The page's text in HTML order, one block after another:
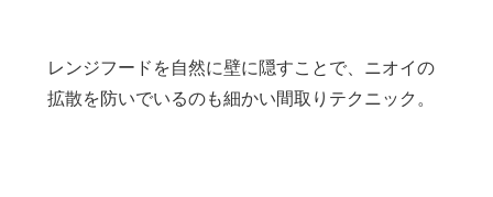
レンジフードを自然に壁に隠すことで、ニオイの
拡散を防いでいるのも細かい間取りテクニック。